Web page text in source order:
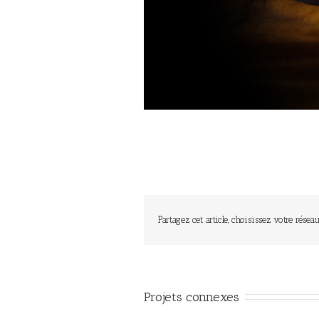
Partagez cet article, choisissez votre
Projets connexes